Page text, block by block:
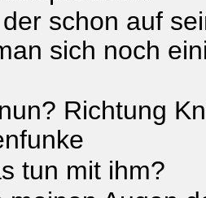
schon auf
sich noch
Richtung
tun mit ihm?